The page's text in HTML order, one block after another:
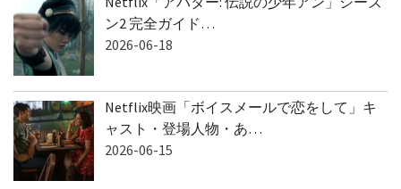
ン2 完全ガイド…
2026-06-18
Netflix映画「ボイスメールで恋をして」キ
ャスト・登場人物・あ…
2026-06-15